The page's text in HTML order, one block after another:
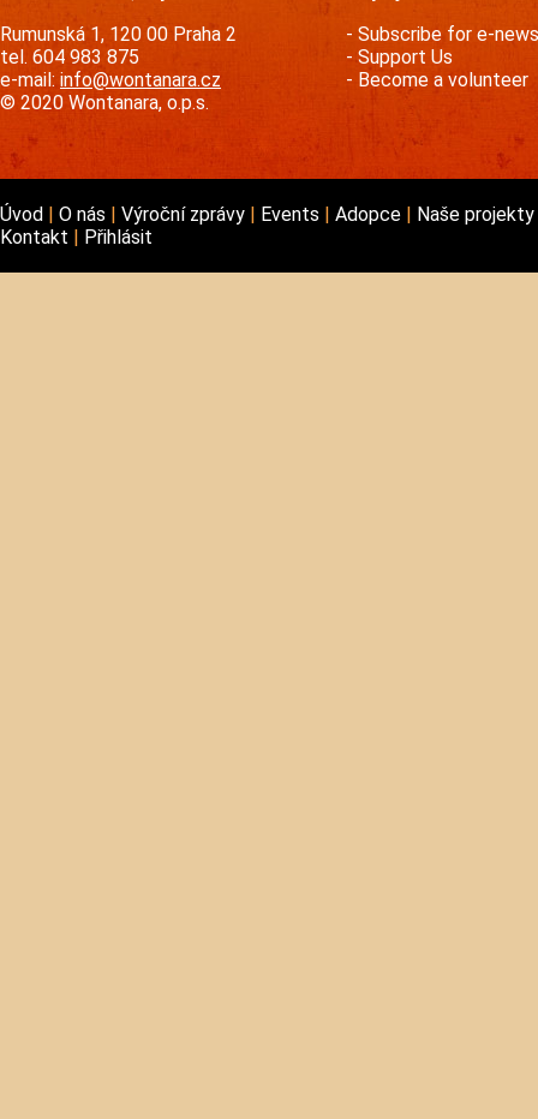
Rumunská 1, 120 00 Praha 2
tel. 604 983 875
e-mail: info@wontanara.cz
© 2020 Wontanara, o.p.s.
Subscribe for e-news
Support Us
Become a volunteer
Úvod O nás Výroční zprávy Events Adopce
Naše projekty
Kontakt
Přihlásit